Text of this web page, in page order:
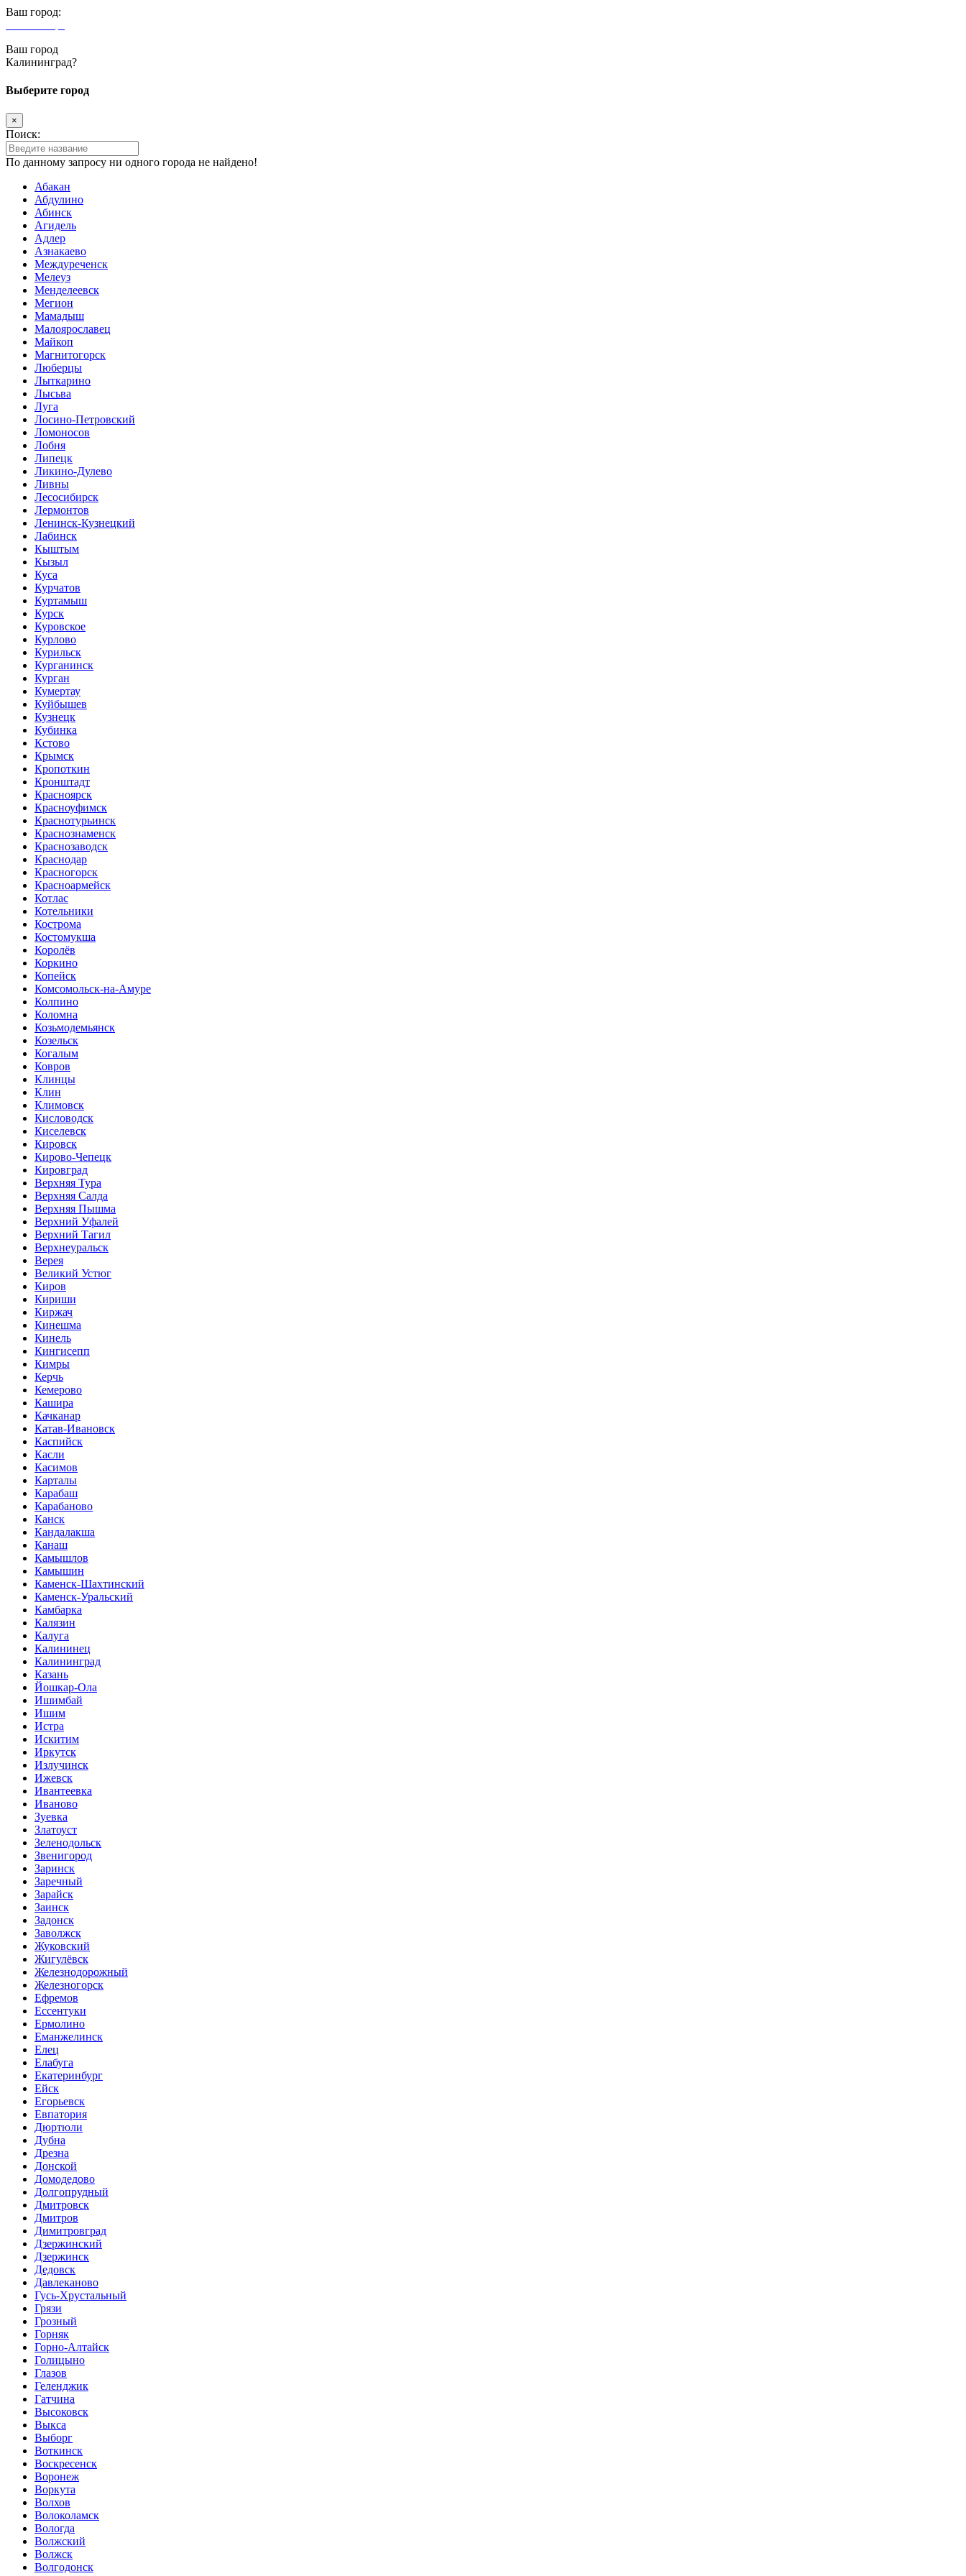
Ваш город:
Ваш город
Калининград?
Выберите город
×
Поиск:
По данному запросу ни одного города не найдено!
Абакан
Абдулино
Абинск
Агидель
Адлер
Азнакаево
Междуреченск
Мелеуз
Менделеевск
Мегион
Мамадыш
Малоярославец
Майкоп
Магнитогорск
Люберцы
Лыткарино
Лысьва
Луга
Лосино-Петровский
Ломоносов
Лобня
Липецк
Ликино-Дулево
Ливны
Лесосибирск
Лермонтов
Ленинск-Кузнецкий
Лабинск
Кыштым
Кызыл
Куса
Курчатов
Куртамыш
Курск
Куровское
Курлово
Курильск
Курганинск
Курган
Кумертау
Куйбышев
Кузнецк
Кубинка
Кстово
Крымск
Кропоткин
Кронштадт
Красноярск
Красноуфимск
Краснотурьинск
Краснознаменск
Краснозаводск
Краснодар
Красногорск
Красноармейск
Котлас
Котельники
Кострома
Костомукша
Королёв
Коркино
Копейск
Комсомольск-на-Амуре
Колпино
Коломна
Козьмодемьянск
Козельск
Когалым
Ковров
Клинцы
Клин
Климовск
Кисловодск
Киселевск
Кировск
Кирово-Чепецк
Кировград
Верхняя Тура
Верхняя Салда
Верхняя Пышма
Верхний Уфалей
Верхний Тагил
Верхнеуральск
Верея
Великий Устюг
Киров
Кириши
Киржач
Кинешма
Кинель
Кингисепп
Кимры
Керчь
Кемерово
Кашира
Качканар
Катав-Ивановск
Каспийск
Касли
Касимов
Карталы
Карабаш
Карабаново
Канск
Кандалакша
Канаш
Камышлов
Камышин
Каменск-Шахтинский
Каменск-Уральский
Камбарка
Калязин
Калуга
Калининец
Калининград
Казань
Йошкар-Ола
Ишимбай
Ишим
Истра
Искитим
Иркутск
Излучинск
Ижевск
Ивантеевка
Иваново
Зуевка
Златоуст
Зеленодольск
Звенигород
Заринск
Заречный
Зарайск
Заинск
Задонск
Заволжск
Жуковский
Жигулёвск
Железнодорожный
Железногорск
Ефремов
Ессентуки
Ермолино
Еманжелинск
Елец
Елабуга
Екатеринбург
Ейск
Егорьевск
Евпатория
Дюртюли
Дубна
Дрезна
Донской
Домодедово
Долгопрудный
Дмитровск
Дмитров
Димитровград
Дзержинский
Дзержинск
Дедовск
Давлеканово
Гусь-Хрустальный
Грязи
Грозный
Горняк
Горно-Алтайск
Голицыно
Глазов
Геленджик
Гатчина
Высоковск
Выкса
Выборг
Воткинск
Воскресенск
Воронеж
Воркута
Волхов
Волоколамск
Вологда
Волжский
Волжск
Волгодонск